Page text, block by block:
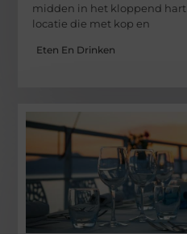
midden in het kloppend hart
locatie die met kop en
Eten En Drinken